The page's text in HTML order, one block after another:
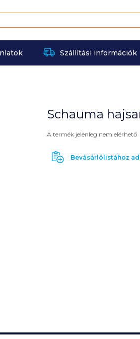
Szállítási információk
Schauma
A termék jelenleg nem elérhető
Bevásárlólistához